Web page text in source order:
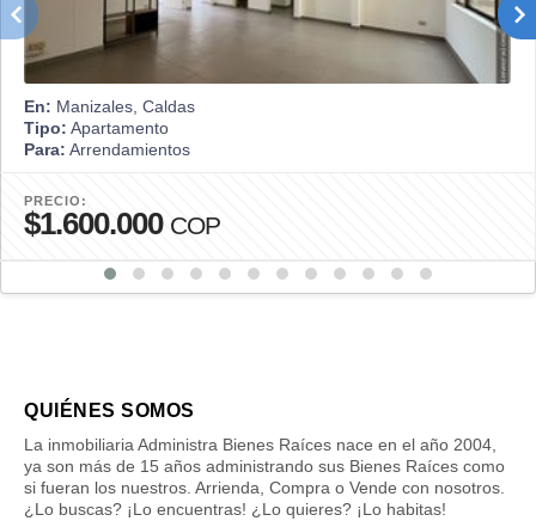
En: Manizales, Caldas
Tipo: Apartamento
Para: Arrendamientos
PRECIO:
$1.600.000 COP
QUIÉNES SOMOS
La inmobiliaria Administra Bienes Raíces nace en el año 2004,
ya son más de 15 años administrando sus Bienes Raíces como
si fueran los nuestros. Arrienda, Compra o Vende con nosotros.
¿Lo buscas? ¡Lo encuentras! ¿Lo quieres? ¡Lo habitas!